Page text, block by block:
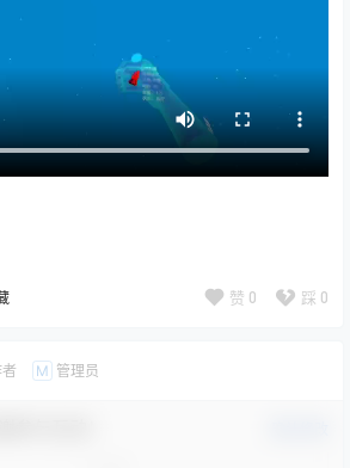
赞 0 踩 0
M 管理员